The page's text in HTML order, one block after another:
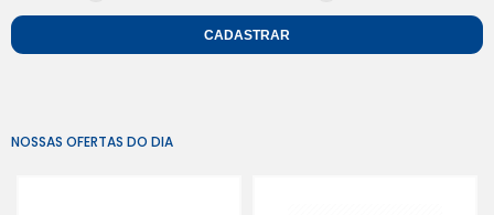
CADASTRAR
NOSSAS OFERTAS DO DIA